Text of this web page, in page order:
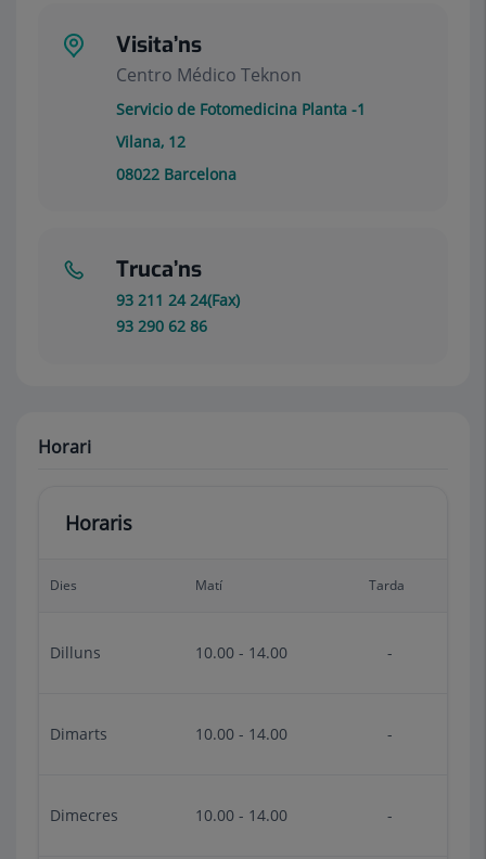
Visita’ns
Centro Médico Teknon
Servicio de Fotomedicina Planta -1
Vilana, 12
08022 Barcelona
Truca’ns
93 211 24 24(Fax)
93 290 62 86
Horari
Horaris
Dies Matí Tarda
Dilluns 10.00 - 14.00 -
Dimarts 10.00 - 14.00 -
Dimecres 10.00 - 14.00 -